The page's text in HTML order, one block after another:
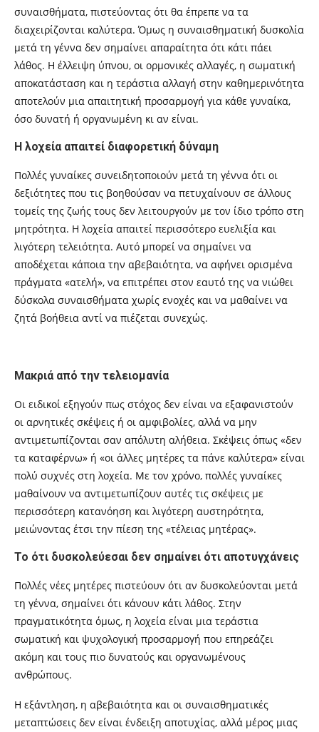
συναισθήματα, πιστεύοντας ότι θα έπρεπε να τα
διαχειρίζονται καλύτερα. Όμως η συναισθηματική δυσκολία
μετά τη γέννα δεν σημαίνει απαραίτητα ότι κάτι πάει
λάθος. Η έλλειψη ύπνου, οι ορμονικές αλλαγές, η σωματική
αποκατάσταση και η τεράστια αλλαγή στην καθημερινότητα
αποτελούν μια απαιτητική προσαρμογή για κάθε γυναίκα,
όσο δυνατή ή οργανωμένη κι αν είναι.
Η λοχεία απαιτεί διαφορετική δύναμη
Πολλές γυναίκες συνειδητοποιούν μετά τη γέννα ότι οι
δεξιότητες που τις βοηθούσαν να πετυχαίνουν σε άλλους
τομείς της ζωής τους δεν λειτουργούν με τον ίδιο τρόπο στη
μητρότητα. Η λοχεία απαιτεί περισσότερο ευελιξία και
λιγότερη τελειότητα. Αυτό μπορεί να σημαίνει να
αποδέχεται κάποια την αβεβαιότητα, να αφήνει ορισμένα
πράγματα «ατελή», να επιτρέπει στον εαυτό της να νιώθει
δύσκολα συναισθήματα χωρίς ενοχές και να μαθαίνει να
ζητά βοήθεια αντί να πιέζεται συνεχώς.
Μακριά από την τελειομανία
Οι ειδικοί εξηγούν πως στόχος δεν είναι να εξαφανιστούν
οι αρνητικές σκέψεις ή οι αμφιβολίες, αλλά να μην
αντιμετωπίζονται σαν απόλυτη αλήθεια. Σκέψεις όπως «δεν
τα καταφέρνω» ή «οι άλλες μητέρες τα πάνε καλύτερα» είναι
πολύ συχνές στη λοχεία. Με τον χρόνο, πολλές γυναίκες
μαθαίνουν να αντιμετωπίζουν αυτές τις σκέψεις με
περισσότερη κατανόηση και λιγότερη αυστηρότητα,
μειώνοντας έτσι την πίεση της «τέλειας μητέρας».
Το ότι δυσκολεύεσαι δεν σημαίνει ότι αποτυγχάνεις
Πολλές νέες μητέρες πιστεύουν ότι αν δυσκολεύονται μετά
τη γέννα, σημαίνει ότι κάνουν κάτι λάθος. Στην
πραγματικότητα όμως, η λοχεία είναι μια τεράστια
σωματική και ψυχολογική προσαρμογή που επηρεάζει
ακόμη και τους πιο δυνατούς και οργανωμένους
ανθρώπους.
Η εξάντληση, η αβεβαιότητα και οι συναισθηματικές
μεταπτώσεις δεν είναι ένδειξη αποτυχίας, αλλά μέρος μιας